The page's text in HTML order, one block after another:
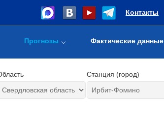
Контакты
Прогнозы Фактические данные
Станция (город)